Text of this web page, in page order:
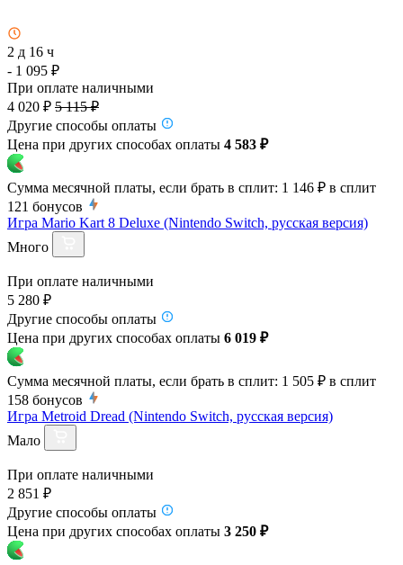
2 д 16 ч
- 1 095 ₽
При оплате наличными
4 020 ₽ 5 115 ₽
Другие способы оплаты
Цена при других способах оплаты 4 583 ₽
Сумма месячной платы, если брать в сплит: 1 146 ₽ в сплит
121 бонусов
Игра Mario Kart 8 Deluxe (Nintendo Switch, русская версия)
Много
При оплате наличными
5 280 ₽
Другие способы оплаты
Цена при других способах оплаты 6 019 ₽
Сумма месячной платы, если брать в сплит: 1 505 ₽ в сплит
158 бонусов
Игра Metroid Dread (Nintendo Switch, русская версия)
Мало
При оплате наличными
2 851 ₽
Другие способы оплаты
Цена при других способах оплаты 3 250 ₽